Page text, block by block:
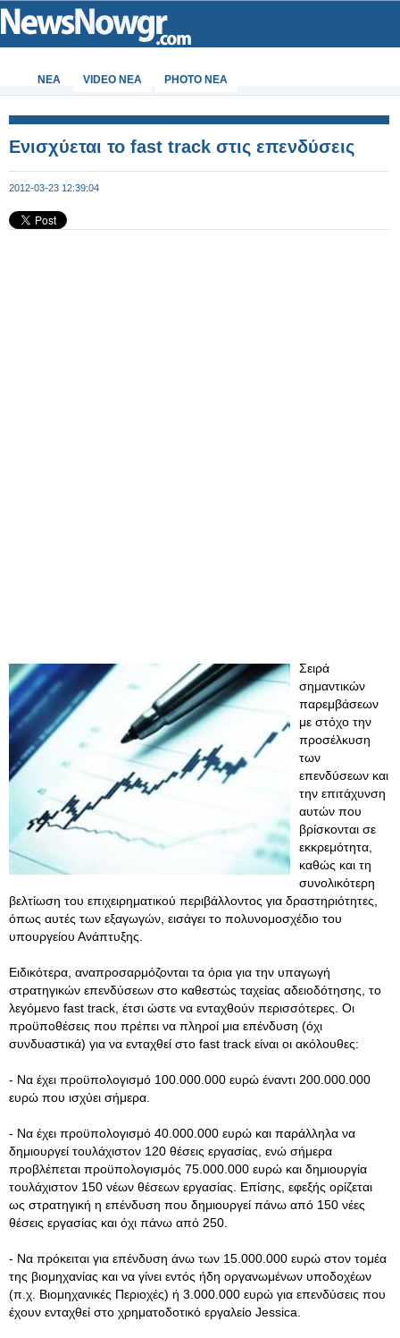
ΝΕΑ VIDEO NEA PHOTO NEA
Ενισχύεται το fast track στις επενδύσεις
2012-03-23 12:39:04
Σειρά
σημαντικών
παρεμβάσεων
με στόχο την
προσέλκυση
των
επενδύσεων και
την επιτάχυνση
αυτών που
βρίσκονται σε
εκκρεμότητα,
καθώς και τη
συνολικότερη
βελτίωση του επιχειρηματικού περιβάλλοντος για δραστηριότητες,
όπως αυτές των εξαγωγών, εισάγει το πολυνομοσχέδιο του
υπουργείου Ανάπτυξης.
Ειδικότερα, αναπροσαρμόζονται τα όρια για την υπαγωγή
στρατηγικών επενδύσεων στο καθεστώς ταχείας αδειοδότησης, το
λεγόμενο fast track, έτσι ώστε να ενταχθούν περισσότερες. Οι
προϋποθέσεις που πρέπει να πληροί μια επένδυση (όχι
συνδυαστικά) για να ενταχθεί στο fast track είναι οι ακόλουθες:
- Να έχει προϋπολογισμό 100.000.000 ευρώ έναντι 200.000.000
ευρώ που ισχύει σήμερα.
- Να έχει προϋπολογισμό 40.000.000 ευρώ και παράλληλα να
δημιουργεί τουλάχιστον 120 θέσεις εργασίας, ενώ σήμερα
προβλέπεται προϋπολογισμός 75.000.000 ευρώ και δημιουργία
τουλάχιστον 150 νέων θέσεων εργασίας. Επίσης, εφεξής ορίζεται
ως στρατηγική η επένδυση που δημιουργεί πάνω από 150 νέες
θέσεις εργασίας και όχι πάνω από 250.
- Να πρόκειται για επένδυση άνω των 15.000.000 ευρώ στον τομέα
της βιομηχανίας και να γίνει εντός ήδη οργανωμένων υποδοχέων
(π.χ. Βιομηχανικές Περιοχές) ή 3.000.000 ευρώ για επενδύσεις που
έχουν ενταχθεί στο χρηματοδοτικό εργαλείο Jessica.